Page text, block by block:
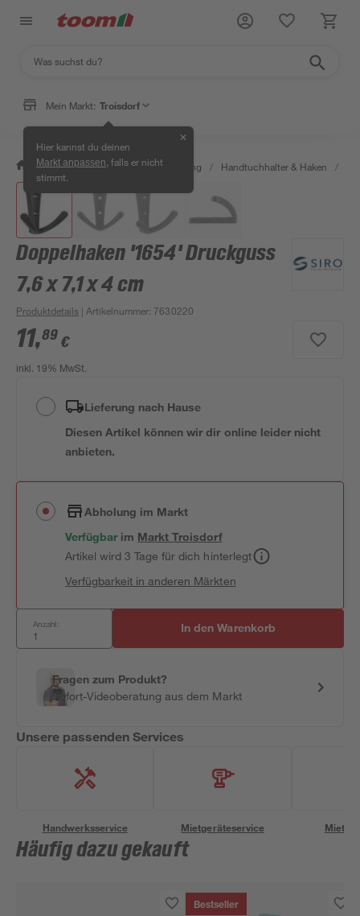
Mein Markt: Troisdorf
Hier kannst du deinen
Markt anpassen , falls er nicht
stimmt.
✕
/ Bad & Sanitär / Bad-Ausstattung / Handtuchhalter & Haken /
Doppelhaken '1654' Druckguss
7,6 x 7,1 x 4 cm
Produktdetails | Artikelnummer: 7630220
11,89 €
inkl. 19% MwSt.
Lieferung nach Hause
Diesen Artikel können wir dir online leider nicht
anbieten.
Abholung im Markt
Verfügbar im MarktTroisdorf
Artikel wird 3 Tage für dich hinterlegt
Verfügbarkeit in anderen Märkten
Anzahl: In den Warenkorb
Fragen zum Produkt?
Sofort-Videoberatung aus dem Markt
Unsere passenden Services
Handwerksservice Mietgeräteservice
Häufig dazu gekauft
Bestseller